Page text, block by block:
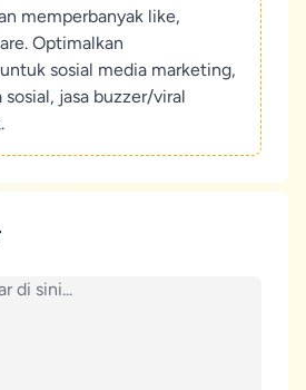
memperbanyak like,
Optimalkan
sosial media marketing,
jasa buzzer/viral